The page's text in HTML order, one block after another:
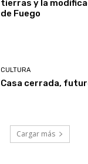
tierras y la
de Fuego
CULTURA
Casa cerrada,
Cargar más